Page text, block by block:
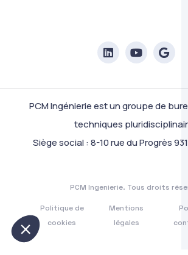
PCM Ingenierie. Tous droits
PCM Ingénierie est un groupe de
techniques
Siège social : 8-10 rue du Progrès
Mentions
légales
Politique de
cookies
votre vie privée
certifiés par